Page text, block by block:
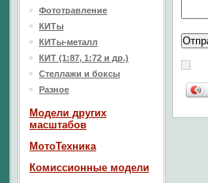
Фототравление
КИТы
КИТы-металл
КИТ (1:87, 1:72 и др.)
Стеллажи и боксы
Разное
Модели других
масштабов
МотоТехника
Комиссионные модели